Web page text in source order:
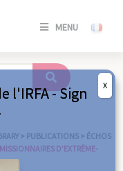
MENU
SE
/
> PUBLICATIONS > ÉCHOS
D’EXTRÊME-
l'IRFA - Sign
X